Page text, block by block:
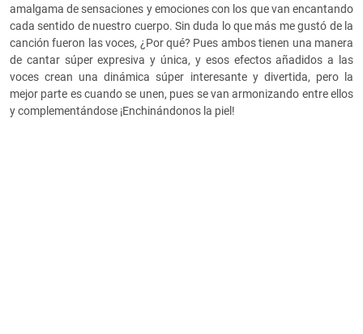
amalgama de sensaciones y emociones con los que van encantando
cada sentido de nuestro cuerpo. Sin duda lo que más me gustó de la
canción fueron las voces, ¿Por qué? Pues ambos tienen una manera
de cantar súper expresiva y única, y esos efectos añadidos a las
voces crean una dinámica súper interesante y divertida, pero la
mejor parte es cuando se unen, pues se van armonizando entre ellos
y complementándose ¡Enchinándonos la piel!